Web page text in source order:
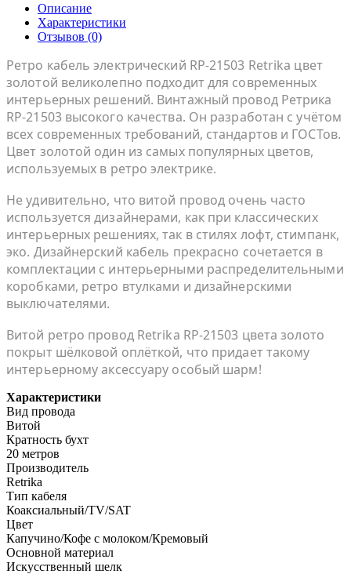
Описание
Характеристики
Отзывов (0)
Ретро кабель электрический RP-21503 Retrika цвет
золотой великолепно подходит для современных
интерьерных решений. Винтажный провод Ретрика
RP-21503 высокого качества. Он разработан с учётом
всех современных требований, стандартов и ГОСТов.
Цвет золотой один из самых популярных цветов,
используемых в ретро электрике.
Не удивительно, что витой провод очень часто
используется дизайнерами, как при классических
интерьерных решениях, так в стилях лофт, стимпанк,
эко. Дизайнерский кабель прекрасно сочетается в
комплектации с интерьерными распределительными
коробками, ретро втулками и дизайнерскими
выключателями.
Витой ретро провод Retrika RP-21503 цвета золото
покрыт шёлковой оплёткой, что придает такому
интерьерному аксессуару особый шарм!
Характеристики
Вид провода
Витой
Кратность бухт
20 метров
Производитель
Retrika
Тип кабеля
Коаксиальный/TV/SAT
Цвет
Капучино/Кофе с молоком/Кремовый
Основной материал
Искусственный шелк